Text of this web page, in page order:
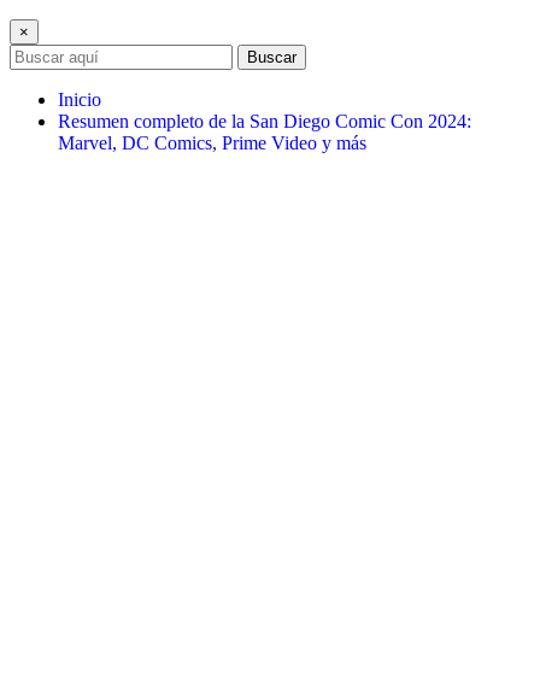
×
Buscar
Inicio
Resumen completo de la San Diego Comic Con 2024:
Marvel, DC Comics, Prime Video y más